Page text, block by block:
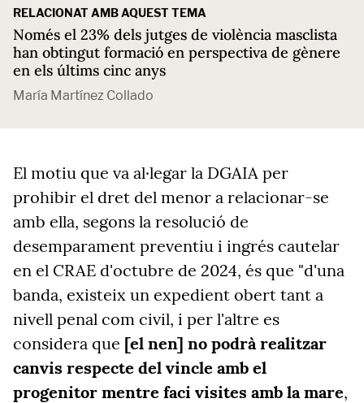
RELACIONAT AMB AQUEST TEMA
Només el 23% dels jutges de violència masclista
han obtingut formació en perspectiva de gènere
en els últims cinc anys
María Martínez Collado
El motiu que va al·legar la DGAIA per
prohibir el dret del menor a relacionar-se
amb ella, segons la resolució de
desemparament preventiu i ingrés cautelar
en el CRAE d'octubre de 2024, és que "d'una
banda, existeix un expedient obert tant a
nivell penal com civil, i per l'altre es
considera que [el nen] no podrà realitzar
canvis respecte del vincle amb el
progenitor mentre faci visites amb la mare,